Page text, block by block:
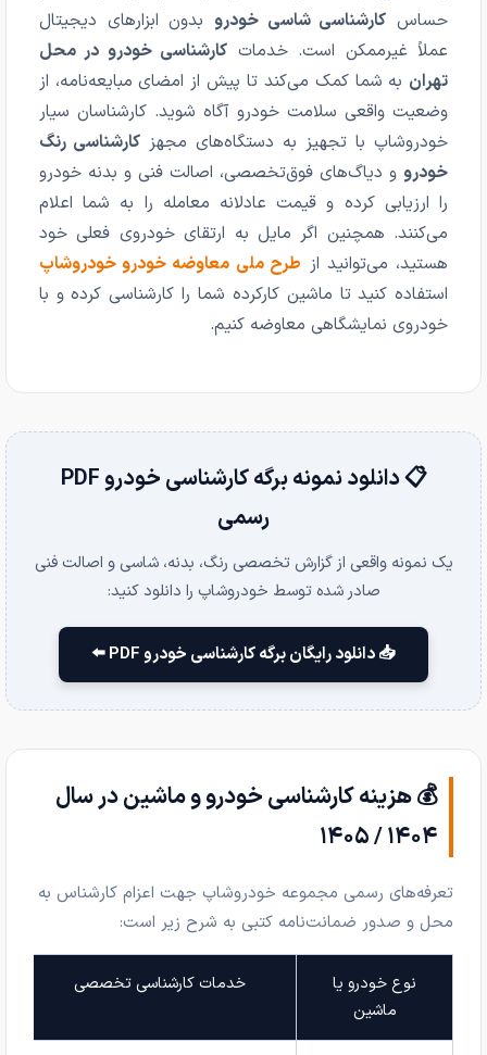
حساس کارشناسی شاسی خودرو بدون ابزارهای دیجیتال
عملاً غیرممکن است. خدمات کارشناسی خودرو در محل
تهران به شما کمک می‌کند تا پیش از امضای مبایعه‌نامه، از
وضعیت واقعی سلامت خودرو آگاه شوید. کارشناسان سیار
خودروشاپ با تجهیز به دستگاه‌های مجهزکارشناسی رنگ
خودرو و دیاگ‌های فوق‌تخصصی، اصالت فنی و بدنه خودرو
را ارزیابی کرده و قیمت عادلانه معامله را به شما اعلام
می‌کنند. همچنین اگر مایل به ارتقای خودروی فعلی خود
هستید، می‌توانید از طرح ملی معاوضه خودرو خودروشاپ
استفاده کنید تا ماشین کارکرده شما را کارشناسی کرده و با
خودروی نمایشگاهی معاوضه کنیم.
📋 دانلود نمونه برگه کارشناسی خودرو PDF
رسمی
یک نمونه واقعی از گزارش تخصصی رنگ، بدنه، شاسی و اصالت فنی
صادر شده توسط خودروشاپ را دانلود کنید:
📥 دانلود رایگان برگه کارشناسی خودرو PDF ⬅️
💰 هزینه کارشناسی خودرو و ماشین در سال
۱۴۰۴ / ۱۴۰۵
تعرفه‌های رسمی مجموعه خودروشاپ جهت اعزام کارشناس به
محل و صدور ضمانت‌نامه کتبی به شرح زیر است:
نوع خودرو یا
ماشین
خدمات کارشناسی تخصصی